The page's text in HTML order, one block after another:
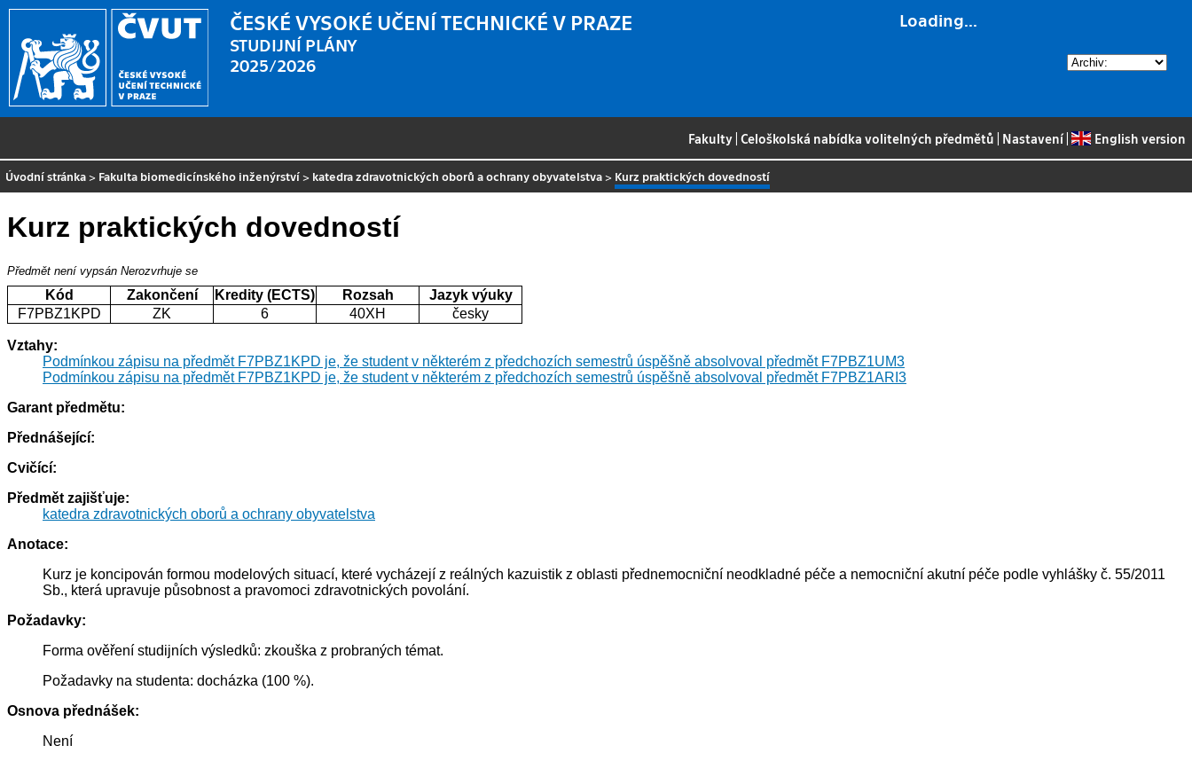
Loading...
ČESKÉ VYSOKÉ UČENÍ TECHNICKÉ V PRAZE
STUDIJNÍ PLÁNY
2025/2026
Fakulty |Celoškolská nabídka volitelných předmětů Nastavení| English version
Úvodní stránka > Fakulta biomedicínského inženýrství > katedra zdravotnických oborů a ochrany obyvatelstva > Kurz praktických dovedností
Kurz praktických dovedností
Předmět není vypsán Nerozvrhuje se
Kód Zakončení Kredity (ECTS) Rozsah
Jazyk výuky
F7PBZ1KPD
ZK 6 40XH česky
Vztahy:
Podmínkou zápisu na předmět F7PBZ1KPD je, že student v některém z předchozích semestrů úspěšně absolvoval předmět F7PBZ1UM3
Podmínkou zápisu na předmět F7PBZ1KPD je, že student v některém z předchozích semestrů úspěšně absolvoval předmět F7PBZ1ARI3
Garant předmětu:
Přednášející:
Cvičící:
Předmět zajišťuje:
katedra zdravotnických oborů a ochrany obyvatelstva
Anotace:
Kurz je koncipován formou modelových situací, které vycházejí z reálných kazuistik z oblasti přednemocniční neodkladné péče a nemocniční akutní péče podle vyhlášky č. 55/2011
Sb., která upravuje působnost a pravomoci zdravotnických povolání.
Požadavky:
Forma ověření studijních výsledků: zkouška z probraných témat.
Požadavky na studenta: docházka (100 %).
Osnova přednášek:
Není